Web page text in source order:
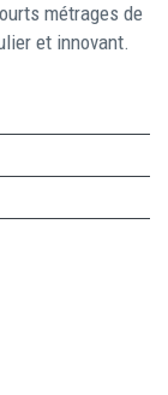
métrages de
et innovant.